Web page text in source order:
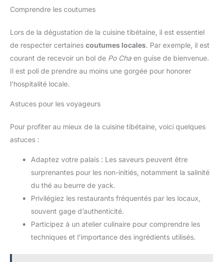
Comprendre les coutumes
Lors de la dégustation de la cuisine tibétaine, il est essentiel
de respecter certaines coutumes locales. Par exemple, il est
courant de recevoir un bol de Po Cha en guise de bienvenue.
Il est poli de prendre au moins une gorgée pour honorer
l’hospitalité locale.
Astuces pour les voyageurs
Pour profiter au mieux de la cuisine tibétaine, voici quelques
astuces :
Adaptez votre palais : Les saveurs peuvent être
surprenantes pour les non-initiés, notamment la salinité
du thé au beurre de yack.
Privilégiez les restaurants fréquentés par les locaux,
souvent gage d’authenticité.
Participez à un atelier culinaire pour comprendre les
techniques et l’importance des ingrédients utilisés.